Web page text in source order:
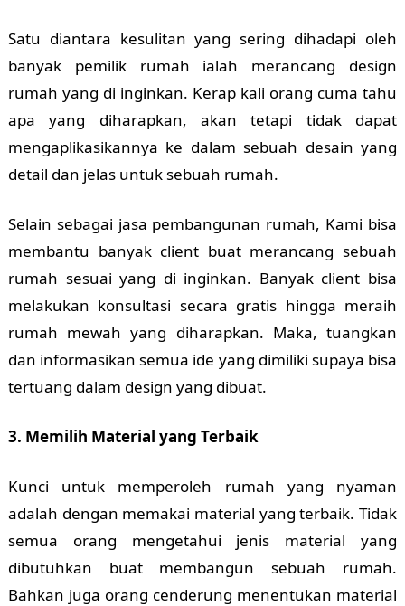
Satu diantara kesulitan yang sering dihadapi oleh
banyak pemilik rumah ialah merancang design
rumah yang di inginkan. Kerap kali orang cuma tahu
apa yang diharapkan, akan tetapi tidak dapat
mengaplikasikannya ke dalam sebuah desain yang
detail dan jelas untuk sebuah rumah.
Selain sebagai jasa pembangunan rumah, Kami bisa
membantu banyak client buat merancang sebuah
rumah sesuai yang di inginkan. Banyak client bisa
melakukan konsultasi secara gratis hingga meraih
rumah mewah yang diharapkan. Maka, tuangkan
dan informasikan semua ide yang dimiliki supaya bisa
tertuang dalam design yang dibuat.
3. Memilih Material yang Terbaik
Kunci untuk memperoleh rumah yang nyaman
adalah dengan memakai material yang terbaik. Tidak
semua orang mengetahui jenis material yang
dibutuhkan buat membangun sebuah rumah.
Bahkan juga orang cenderung menentukan material